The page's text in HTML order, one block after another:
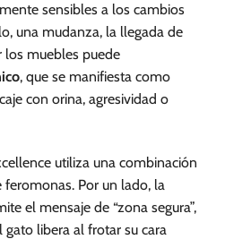
sensibles a los cambios
una mudanza, la llegada de
muebles puede
, que se manifiesta como
con orina, agresividad o
utiliza una combinación
Por un lado, la
el mensaje de “zona segura”,
libera al frotar su cara